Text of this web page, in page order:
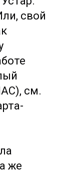
свой
см.
же